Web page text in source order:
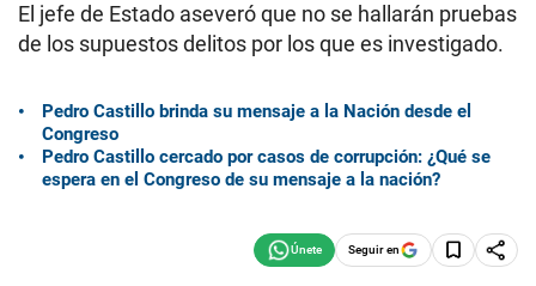
El jefe de Estado aseveró que no se hallarán pruebas
de los supuestos delitos por los que es investigado.
Pedro Castillo brinda su mensaje a la Nación desde el
Congreso
Pedro Castillo cercado por casos de corrupción: ¿Qué se
espera en el Congreso de su mensaje a la nación?
Seguir en